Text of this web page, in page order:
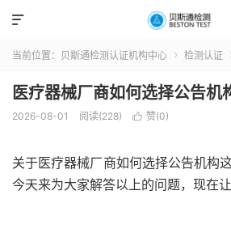

当前位置： 贝斯通检测认证机构中心  检测认证
医疗器械厂商如何选择公告机
2026-08-01 阅读(228)  赞(0)
关于医疗器械厂商如何选择公告机构
今天来为大家解答以上的问题，现在